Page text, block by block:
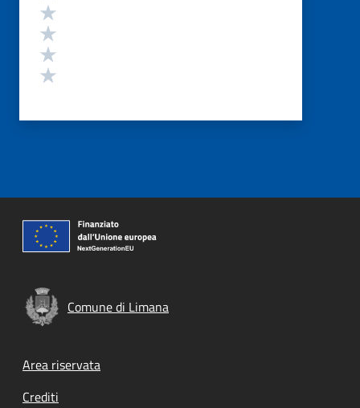
Comune di Limana
Footer menu
Area riservata
Crediti